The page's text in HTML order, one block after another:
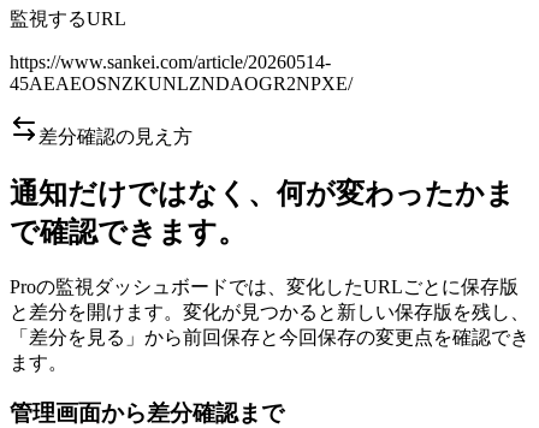
監視するURL
https://www.sankei.com/article/20260514-
45AEAEOSNZKUNLZNDAOGR2NPXE/
差分確認の見え方
通知だけではなく、何が変わったかま
で確認できます。
Proの監視ダッシュボードでは、変化したURLごとに保存版
と差分を開けます。変化が見つかると新しい保存版を残し、
「差分を見る」から前回保存と今回保存の変更点を確認でき
ます。
管理画面から差分確認まで